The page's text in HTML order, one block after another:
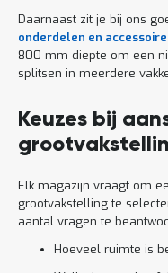
Daarnaast zit je bij ons
onderdelen en
800 mm diepte om een
splitsen in meerdere
Keuzes bij
Elk magazijn vraagt om
grootvakstelling te
aantal vragen te
Hoeveel ruimte is